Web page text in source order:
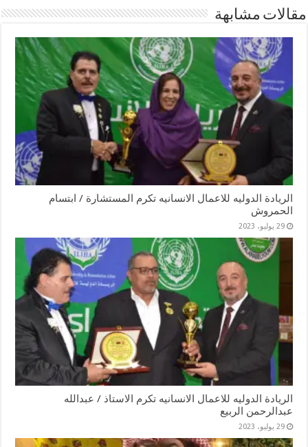
مقالات مشابهة
الريادة الدوليه للاعمال الانسانيه تكرم المستشارة / ابتسام
الحمروش
29 يوليو، 2023
الريادة الدوليه للاعمال الانسانيه تكرم الاستاذ / عبدالله
عبدالرحمن الربيع
29 يوليو، 2023